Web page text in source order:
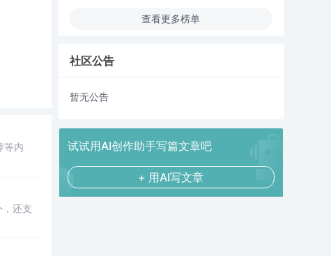
等内
，还支
查看更多榜单
社区公告
暂无公告
试试用AI创作助手写篇文章吧
+ 用AI写文章